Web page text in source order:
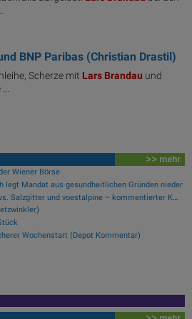
BNP Paribas (Christian Drastil)
Scherze mit Lars Brandau und
>> mehr
Wiener Börse
legt Mandat aus gesundheitlichen Gründen nieder
ArcelorMittal und ThyssenKrupp vs. Salzgitter und voestalpine – kommentierter KW 32 Peer Group Watch Stahl
Wochenstart (Depot Kommentar)